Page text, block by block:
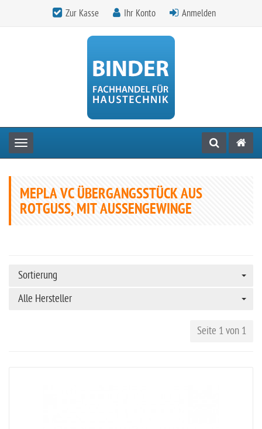
Zur Kasse Ihr Konto Anmelden
Toggle navigation
MEPLA VC ÜBERGANGSSTÜCK AUS
ROTGUSS, MIT AUSSENGEWINGE
Sortierung
Alle Hersteller
Seite 1 von 1